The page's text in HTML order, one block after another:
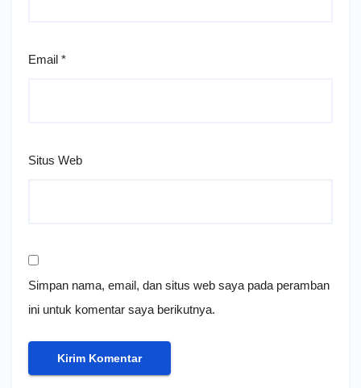
Email *
Situs Web
Simpan nama, email, dan situs web saya pada peramban
ini untuk komentar saya berikutnya.